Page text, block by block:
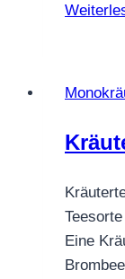
Eine